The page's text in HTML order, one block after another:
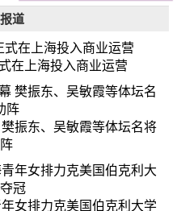
道
在上海投入商业运营
振东、吴敏霞等体坛名将
女排力克美国伯克利大学